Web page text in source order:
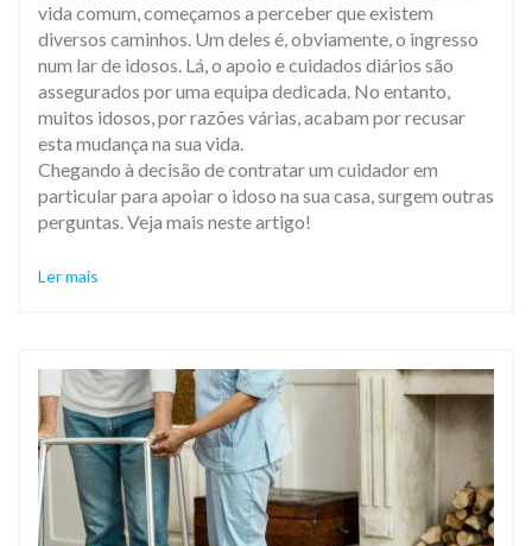
vida comum, começamos a perceber que existem
diversos caminhos. Um deles é, obviamente, o ingresso
num lar de idosos. Lá, o apoio e cuidados diários são
assegurados por uma equipa dedicada. No entanto,
muitos idosos, por razões várias, acabam por recusar
esta mudança na sua vida.
Chegando à decisão de contratar um cuidador em
particular para apoiar o idoso na sua casa, surgem outras
perguntas. Veja mais neste artigo!
Ler mais